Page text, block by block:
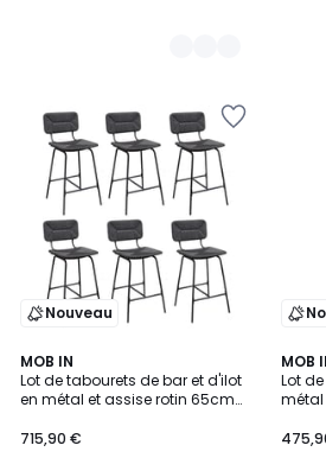
Nouveau
MOB IN
Lot de tabourets de bar et d'ilot
en métal et assise rotin 65cm
715,90 €
2
Couleurs
MOB
Lot
métal
2